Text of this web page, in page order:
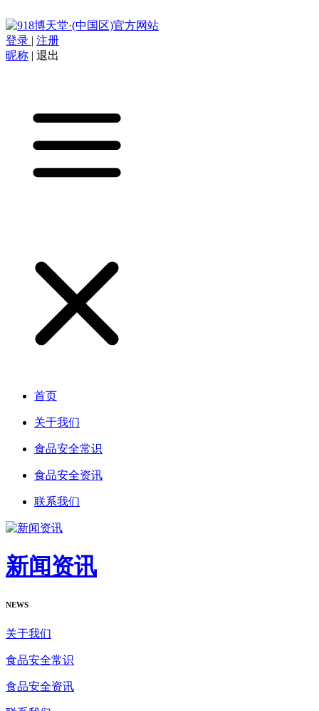
登录 | 注册
昵称 | 退出
首页
关于我们
食品安全常识
食品安全资讯
联系我们
新闻资讯
NEWS
关于我们
食品安全常识
食品安全资讯